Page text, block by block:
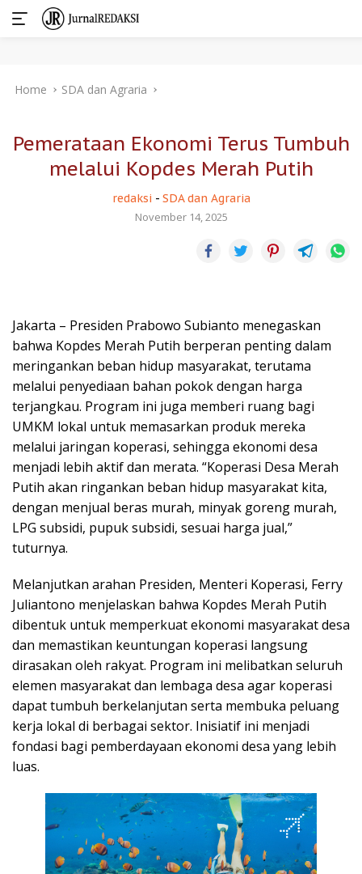
Home SDA dan Agraria
Pemerataan Ekonomi Terus Tumbuh
melalui Kopdes Merah Putih
redaksi - SDA dan Agraria
November 14, 2025
Jakarta – Presiden Prabowo Subianto menegaskan
bahwa Kopdes Merah Putih berperan penting dalam
meringankan beban hidup masyarakat, terutama
melalui penyediaan bahan pokok dengan harga
terjangkau. Program ini juga memberi ruang bagi
UMKM lokal untuk memasarkan produk mereka
melalui jaringan koperasi, sehingga ekonomi desa
menjadi lebih aktif dan merata. “Koperasi Desa Merah
Putih akan ringankan beban hidup masyarakat kita,
dengan menjual beras murah, minyak goreng murah,
LPG subsidi, pupuk subsidi, sesuai harga jual,”
tuturnya.
Melanjutkan arahan Presiden, Menteri Koperasi, Ferry
Juliantono menjelaskan bahwa Kopdes Merah Putih
dibentuk untuk memperkuat ekonomi masyarakat desa
dan memastikan keuntungan koperasi langsung
dirasakan oleh rakyat. Program ini melibatkan seluruh
elemen masyarakat dan lembaga desa agar koperasi
dapat tumbuh berkelanjutan serta membuka peluang
kerja lokal di berbagai sektor. Inisiatif ini menjadi
fondasi bagi pemberdayaan ekonomi desa yang lebih
luas.